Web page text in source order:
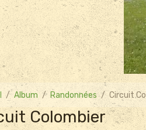
Album Randonnées Circuit
Colombier